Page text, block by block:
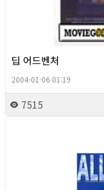
딥 어드벤처
2004-01-06 01:19
7515